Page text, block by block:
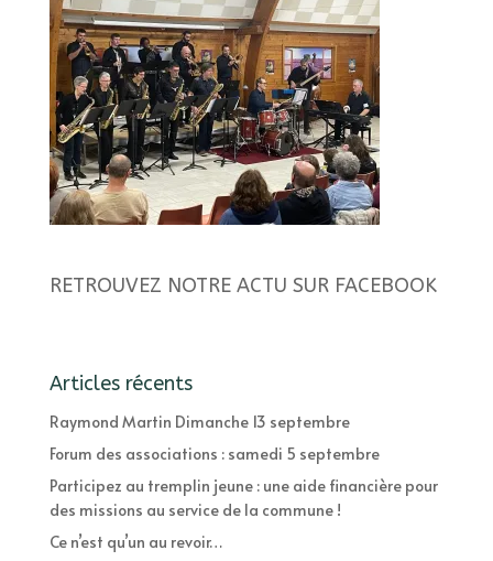
RETROUVEZ NOTRE ACTU SUR FACEBOOK
Articles récents
Raymond Martin Dimanche 13 septembre
Forum des associations : samedi 5 septembre
Participez au tremplin jeune : une aide financière pour
des missions au service de la commune !
Ce n’est qu’un au revoir…